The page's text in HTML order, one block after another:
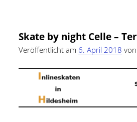
Tools und Tipps (61)
Inlineskaten(103)
Wer schreibt hier?
Termine
Hannover
2019
Skate by night Celle –
Veröffentlicht am 6. April 2018 von